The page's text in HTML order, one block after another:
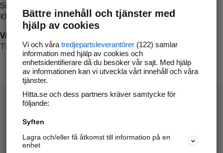
Surfa till
Klicka påTillbaka-knappen i webbläsaren och försök igen
Vi beklagar besväret!
Till startsidan
Hitta.se - Gratis nummerupplysning.
Sök företag, personer och platser.
Bättre innehåll och tjänster med
hjälp av cookies
Vi och våra tredjepartsleverantörer(122) samlar
information med hjälp av cookies och
enhetsidentifierare då du besöker vår sajt. Med hjälp
av informationen kan vi utveckla vårt innehåll och våra
tjänster.
Hitta.se och dess partners kräver samtycke för
följande:
Syften
Lagra och/eller få åtkomst till information på en
enhet